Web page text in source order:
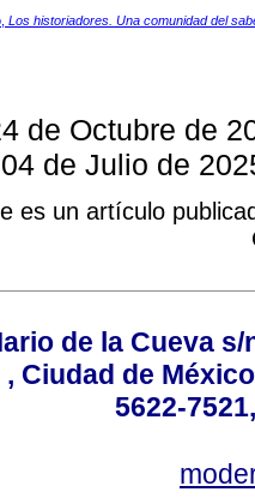
Los historiadores. Una comunidad del
de Octubre de
de Julio de
es un artículo
de la Cueva
, Ciudad de
5622-